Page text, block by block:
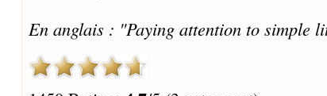
En anglais : "Paying attention to simple